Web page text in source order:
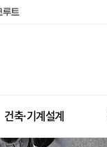
건축·기계설계